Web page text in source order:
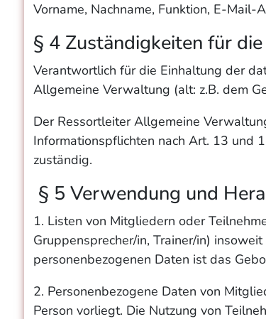
Vorname, Nachname, Funktion, E-
§ 4 Zuständigkeiten für
Verantwortlich für die Einhaltung der
Allgemeine Verwaltung (alt: z.B. dem
Der Ressortleiter Allgemeine
Informationspflichten nach Art. 13 und
zuständig.
§ 5 Verwendung und
1. Listen von Mitgliedern oder
Gruppensprecher/in, Trainer/in)
personenbezogenen Daten ist das
2. Personenbezogene Daten von
Person vorliegt. Die Nutzung von